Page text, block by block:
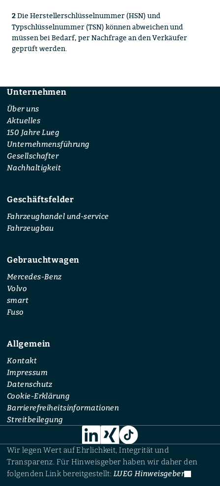
2Die Herstellerschlüsselnummer (HSN) und
Typschlüsselnummer (TSN) können abweichen und
müssen bei Bedarf, per Nachfrage an den Verkäufer
geprüft werden.
Footer
Unternehmen
Über uns
Aktuelles
150 Jahre Lueg
Unternehmensführung
Gesellschafter
Nachhaltigkeit
Geschäftsfelder
Fahrzeughandel und-service
Fahrzeugbau
Gebrauchtwagen
Mercedes-Benz
Volvo
smart
Fuso
Allgemein
Kontakt
Impressum
Datenschutz
Cookie-Erklärung
Barrierefreiheitsinformationen
Streitbeilegung
Wir legen Wert auf Ehrlichkeit, Integrität und
Transparenz. Für Hinweisgeber haben wir daher den
folgenden Link bereitgestellt: LUEG Hinweisgeber